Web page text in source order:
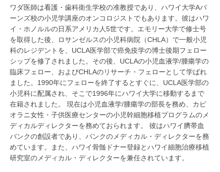
ワダ医師は看護・歯科衛生学校の准教授であり、ハワイ大学Aバ
ーンズ校の小児学講座のオンコロジストでもあります。彼はハワ
イ・ホノルルの日系アメリカ人5世です。エモリー大学で修士号
を取得した後、ロサンゼルスの小児科病院（CHLA）で一般小児
科のレジデントを、UCLA医学部で癌免疫学の博士後期フェロー
シップを修了されました。その後、UCLAの小児血液学/腫瘍学の
臨床フェロー、およびCHLAのリサーチ・フェローとして学ばれ
ました。1990年にフェローを終了するとすぐに、UCLA医学部の
小児科に配属され、そこで1996年にハワイ大学に移動するまで
在籍されました。 現在は小児血液学/腫瘍学の部長を務め、カピ
オラニ女性・子供医療センターの小児幹細胞移植プログラムのメ
ディカルディレクターを務めておられます。 彼はハワイ臍帯血
バンクの創設者であり、バンクのメディカル・ディレクターを務
めています。また、ハワイ骨髄ドナー登録とハワイ細胞治療移植
研究室のメディカル・ディレクターを兼任されています。